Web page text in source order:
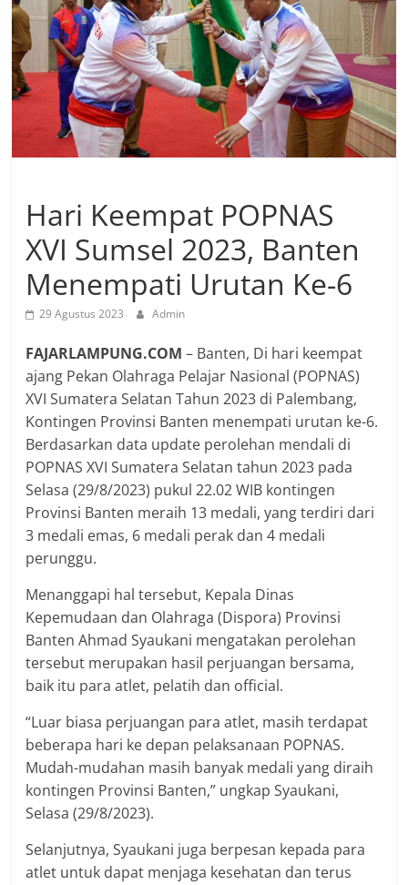
Hari Keempat POPNAS
XVI Sumsel 2023, Banten
Menempati Urutan Ke-6
29 Agustus 2023 Admin
FAJARLAMPUNG.COM– Banten, Di hari keempat
ajang Pekan Olahraga Pelajar Nasional (POPNAS)
XVI Sumatera Selatan Tahun 2023 di Palembang,
Kontingen Provinsi Banten menempati urutan ke-6.
Berdasarkan data update perolehan mendali di
POPNAS XVI Sumatera Selatan tahun 2023 pada
Selasa (29/8/2023) pukul 22.02 WIB kontingen
Provinsi Banten meraih 13 medali, yang terdiri dari
3 medali emas, 6 medali perak dan 4 medali
perunggu.
Menanggapi hal tersebut, Kepala Dinas
Kepemudaan dan Olahraga (Dispora) Provinsi
Banten Ahmad Syaukani mengatakan perolehan
tersebut merupakan hasil perjuangan bersama,
baik itu para atlet, pelatih dan official.
“Luar biasa perjuangan para atlet, masih terdapat
beberapa hari ke depan pelaksanaan POPNAS.
Mudah-mudahan masih banyak medali yang diraih
kontingen Provinsi Banten,” ungkap Syaukani,
Selasa (29/8/2023).
Selanjutnya, Syaukani juga berpesan kepada para
atlet untuk dapat menjaga kesehatan dan terus